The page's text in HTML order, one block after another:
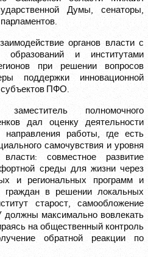
Думы, сенаторы,
органов власти с
образований и институтами
при решении вопросов
поддержки инновационной
субъектов ПФО.
полномочного
дал оценку деятельности
работы, где есть
самочувствия и уровня
совместное развитие
среды для жизни через
и региональных программ и
в решении локальных
старост, самообложение
максимально вовлекать
на общественный контроль
обратной реакции по